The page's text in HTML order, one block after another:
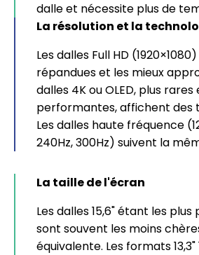
dalle et nécessite plus de
La résolution et la
Les dalles Full HD
répandues et les mieux
dalles 4K ou OLED, plus rares
performantes, affichent des
Les dalles haute fréquence
240Hz, 300Hz) suivent la
La taille de l'écran
Les dalles 15,6" étant les plus
sont souvent les moins
équivalente. Les formats 13,3"